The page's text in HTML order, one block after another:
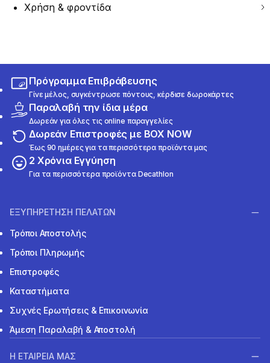
Χρήση & φροντίδα
Πρόγραμμα Επιβράβευσης
Γίνε μέλος, συγκέντρωσε πόντους, κέρδισε δωροκάρτες
Παραλαβή την ίδια μέρα
Δωρεάν για όλες τις online παραγγελίες
Δωρεάν Επιστροφές με BOX NOW
Έως 90 ημέρες για τα περισσότερα προϊόντα μας
2 Χρόνια Εγγύηση
Για τα περισσότερα προϊόντα Decathlon
ΕΞΥΠΗΡΕΤΗΣΗ ΠΕΛΑΤΩΝ
Τρόποι Αποστολής
Τρόποι Πληρωμής
Επιστροφές
Καταστήματα
Συχνές Ερωτήσεις & Επικοινωνία
Άμεση Παραλαβή & Αποστολή
Η ΕΤΑΙΡΕΙΑ ΜΑΣ